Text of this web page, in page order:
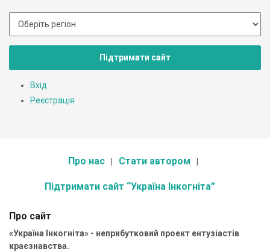
Підтримати сайт
Вхід
Реєстрація
Про нас Стати автором
Підтримати сайт “Україна Інкогніта”
Про сайт
«Україна Інкогніта» - неприбутковий проект ентузіастів
краєзнавства.